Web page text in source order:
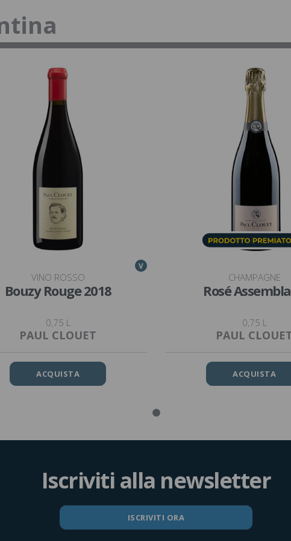
V
VINO ROSSO
Bouzy Rouge 2018
0,75 L
PAUL CLOUET
ACQUISTA
CHAMPAGNE
Rosé
0,75 L
PAUL
ACQUISTA
Iscriviti alla newsletter
ISCRIVITI ORA